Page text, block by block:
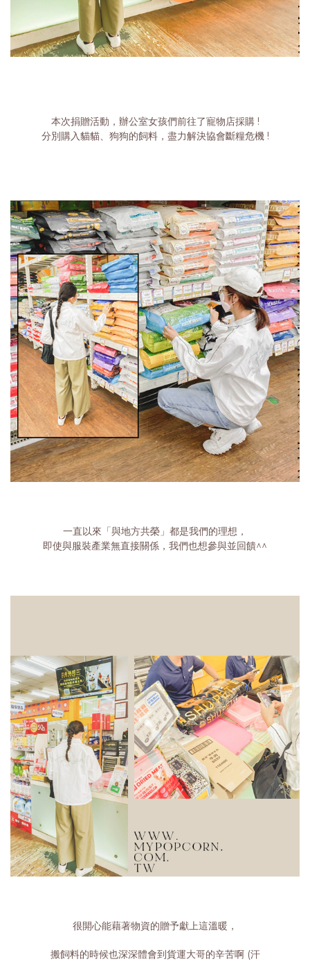
本次捐贈活動，辦公室女孩們前往了寵物店採購 !
分別購入貓貓、狗狗的飼料，盡力解決協會斷糧危機 !
一直以來「與地方共榮」都是我們的理想，
即使與服裝產業無直接關係，我們也想參與並回饋^^
很開心能藉著物資的贈予獻上這溫暖，
搬飼料的時候也深深體會到貨運大哥的辛苦啊 (汗